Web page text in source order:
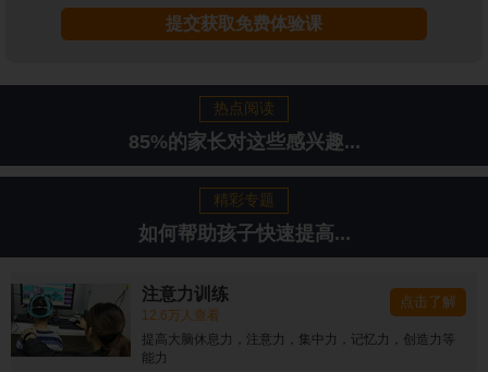
提交获取免费体验课
热点阅读
85%的家长对这些感兴趣...
精彩专题
如何帮助孩子快速提高...
注意力训练
12.6万人查看
提高大脑休息力，注意力，集中力，记忆力，创造力等
能力
点击了解